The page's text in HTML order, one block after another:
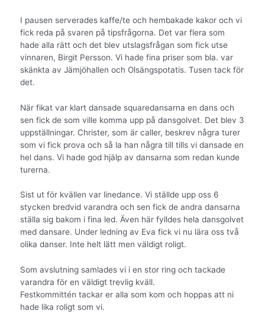
I pausen serverades kaffe/te och hembakade kakor och vi
fick reda på svaren på tipsfrågorna. Det var flera som
hade alla rätt och det blev utslagsfrågan som fick utse
vinnaren, Birgit Persson. Vi hade fina priser som bla. var
skänkta av Jämjöhallen och Olsängspotatis. Tusen tack för
det.
När fikat var klart dansade squaredansarna en dans och
sen fick de som ville komma upp på dansgolvet. Det blev 3
uppställningar. Christer, som är caller, beskrev några turer
som vi fick prova och så la han några till tills vi dansade en
hel dans. Vi hade god hjälp av dansarna som redan kunde
turerna.
Sist ut för kvällen var linedance. Vi ställde upp oss 6
stycken bredvid varandra och sen fick de andra dansarna
ställa sig bakom i fina led. Även här fylldes hela dansgolvet
med dansare. Under ledning av Eva fick vi nu lära oss två
olika danser. Inte helt lätt men väldigt roligt.
Som avslutning samlades vi i en stor ring och tackade
varandra för en väldigt trevlig kväll.
Festkommittén tackar er alla som kom och hoppas att ni
hade lika roligt som vi.